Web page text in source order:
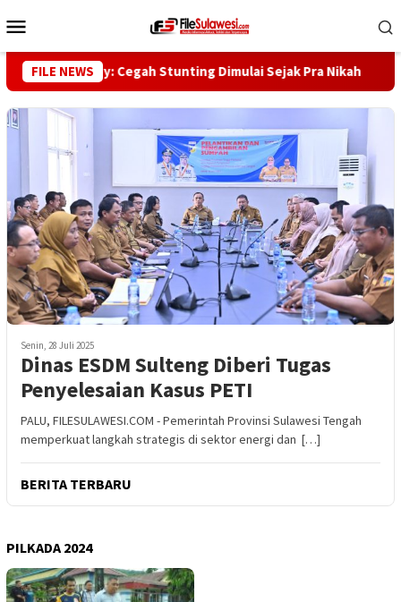
ke
Mobile
FILE NEWS
Reny: Cegah Stunting Dimulai Sejak Pra Nikah
Senin, 28 Juli 2025
Dinas ESDM Sulteng Diberi Tugas
Penyelesaian Kasus PETI
PALU, FILESULAWESI.COM - Pemerintah Provinsi Sulawesi Tengah
memperkuat langkah strategis di sektor energi dan […]
BERITA TERBARU
PILKADA 2024